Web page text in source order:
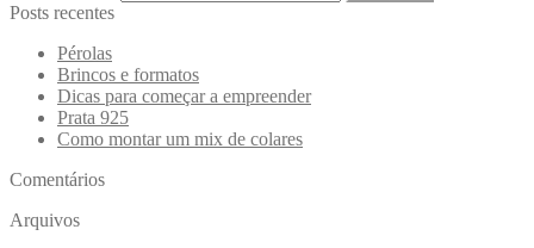
Posts recentes
Pérolas
Brincos e formatos
Dicas para começar a empreender
Prata 925
Como montar um mix de colares
Comentários
Arquivos